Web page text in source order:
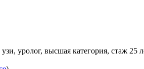
уролог, высшая категория, стаж 25